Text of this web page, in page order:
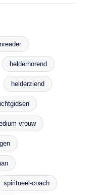
helderhorend
helderziend
lichtgidsen
vrouw
spiritueel-coach